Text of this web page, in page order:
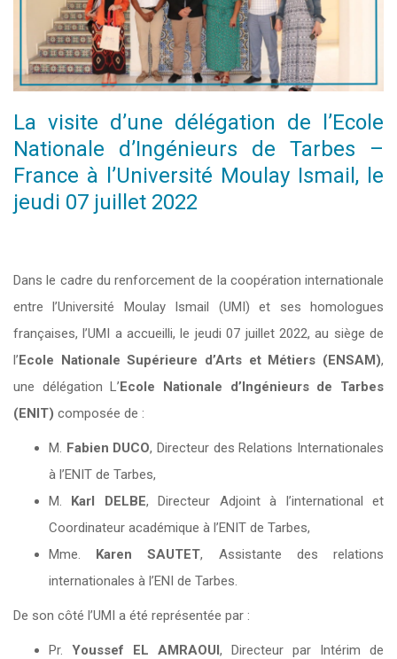
La visite d’une délégation de l’Ecole
Nationale d’Ingénieurs de Tarbes –
France à l’Université Moulay Ismail, le
jeudi 07 juillet 2022
Dans le cadre du renforcement de la coopération internationale
entre l’Université Moulay Ismail (UMI) et ses homologues
françaises, l’UMI a accueilli, le jeudi 07 juillet 2022, au siège de
l’Ecole Nationale Supérieure d’Arts et Métiers (ENSAM),
une délégation L’Ecole Nationale d’Ingénieurs de Tarbes
(ENIT) composée de :
M. Fabien DUCO, Directeur des Relations Internationales
à l’ENIT de Tarbes,
M. Karl DELBE, Directeur Adjoint à l’international et
Coordinateur académique à l’ENIT de Tarbes,
Mme. Karen SAUTET, Assistante des relations
internationales à l’ENI de Tarbes.
De son côté l’UMI a été représentée par :
Pr. Youssef EL AMRAOUI, Directeur par Intérim de